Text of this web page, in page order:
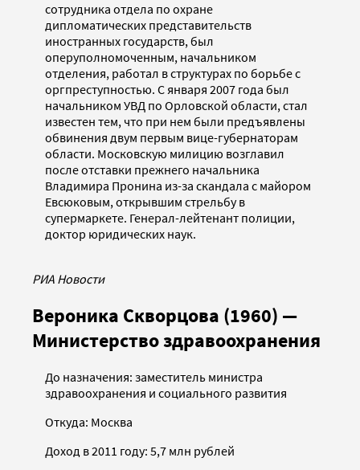
сотрудника отдела по охране
дипломатических представительств
иностранных государств, был
оперуполномоченным, начальником
отделения, работал в структурах по борьбе с
оргпреступностью. С января 2007 года был
начальником УВД по Орловской области, стал
известен тем, что при нем были предъявлены
обвинения двум первым вице-губернаторам
области. Московскую милицию возглавил
после отставки прежнего начальника
Владимира Пронина из-за скандала с майором
Евсюковым, открывшим стрельбу в
супермаркете. Генерал-лейтенант полиции,
доктор юридических наук.
РИА Новости
Вероника Скворцова (1960) —
Министерство здравоохранения
До назначения: заместитель министра
здравоохранения и социального развития
Откуда: Москва
Доход в 2011 году: 5,7 млн рублей